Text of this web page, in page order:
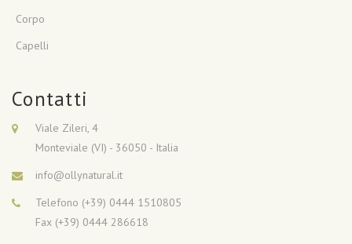
Corpo
Capelli
Contatti
Viale Zileri, 4
Monteviale (VI) - 36050 - Italia
info@ollynatural.it
Telefono (+39) 0444 1510805
Fax (+39) 0444 286618